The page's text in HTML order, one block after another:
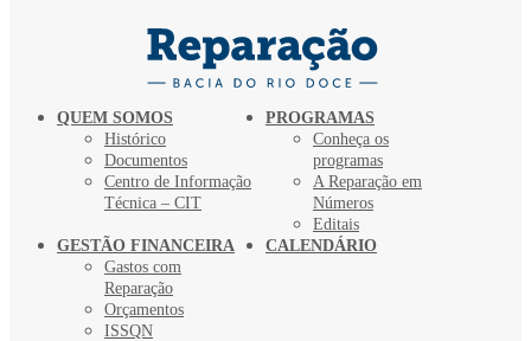
QUEM SOMOS
Histórico
Documentos
Centro de Informação
Técnica – CIT
PROGRAMAS
Conheça os
programas
A Reparação em
Números
Editais
GESTÃO FINANCEIRA
Gastos com
Reparação
Orçamentos
ISSQN
CALENDÁRIO